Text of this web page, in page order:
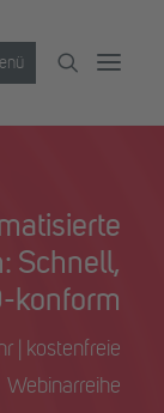
Schnell,
konform
| kostenfreie
Webinarreihe